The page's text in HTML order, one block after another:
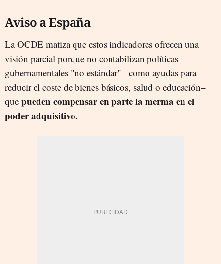
Aviso a España
La OCDE matiza que estos indicadores ofrecen una
visión parcial porque no contabilizan políticas
gubernamentales "no estándar" –como ayudas para
reducir el coste de bienes básicos, salud o educación–
que pueden compensar en parte la merma en el
poder adquisitivo.